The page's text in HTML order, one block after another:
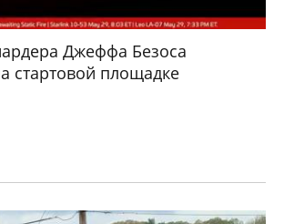
Джеффа Безоса
стартовой площадке